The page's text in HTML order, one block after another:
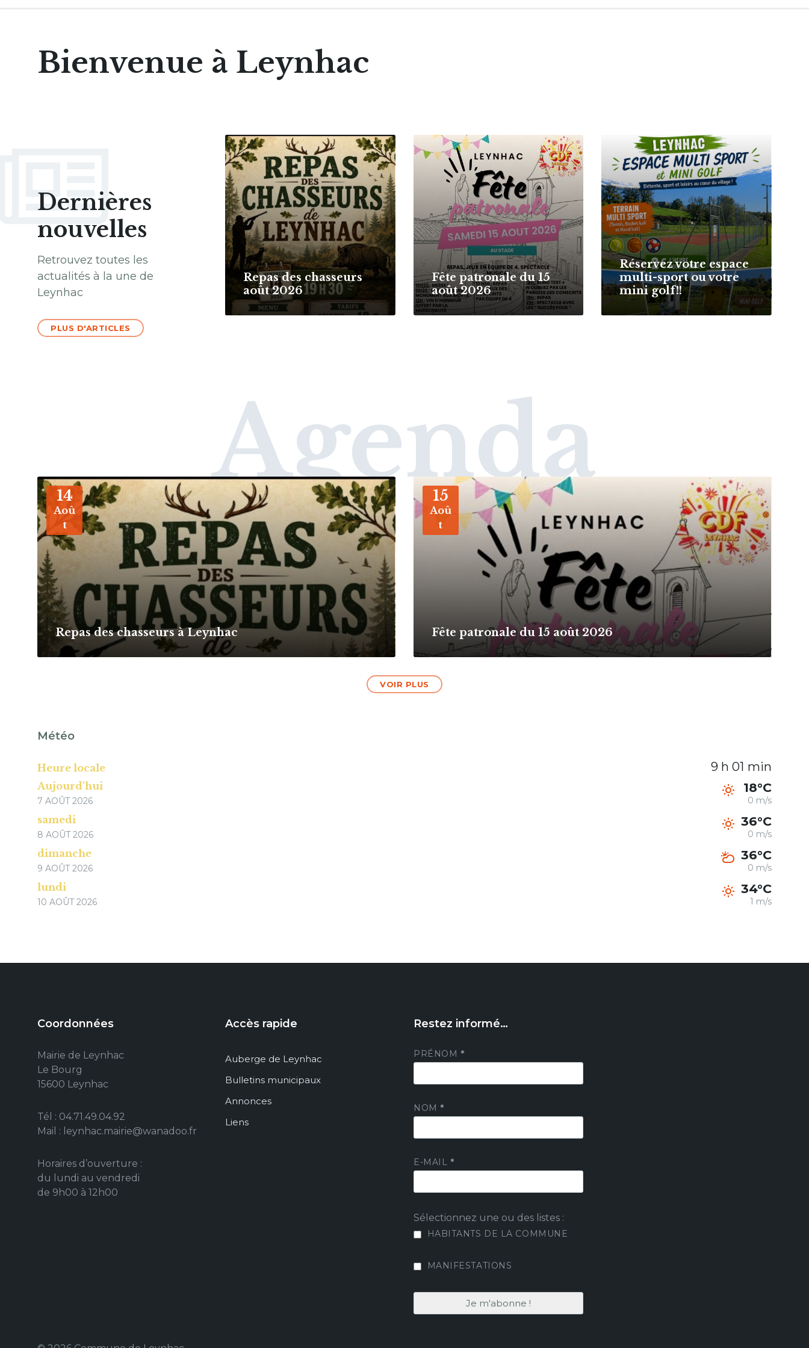
Bienvenue à Leynhac
Dernières
nouvelles
Retrouvez toutes les
actualités à la une de
Leynhac
PLUS D'ARTICLES
Repas des chasseurs
août 2026
More
Fête patronale du 15
août 2026
More
Réservez votre espace
multi-sport ou votre
mini golf!!
Agenda
14
Aoû
t
Repas des chasseurs à Leynhac
More
15
Aoû
t
Fête patronale du 15 août 2026
More
VOIR PLUS
Météo
Heure locale 9 h 01 min
Aujourd'hui
7 AOÛT 2026
18°C
0 m/s
samedi
8 AOÛT 2026
36°C
0 m/s
dimanche
9 AOÛT 2026
36°C
0 m/s
lundi
10 AOÛT 2026
34°C
1 m/s
Coordonnées
Mairie de Leynhac
Le Bourg
15600 Leynhac
Tél : 04.71.49.04.92
Mail : leynhac.mairie@wanadoo.fr
Horaires d’ouverture :
du lundi au vendredi
de 9h00 à 12h00
Accès rapide
Auberge de Leynhac
Bulletins municipaux
Annonces
Liens
Restez informé…
PRÉNOM *
NOM *
E-MAIL *
Sélectionnez une ou des listes :
HABITANTS DE LA COMMUNE
MANIFESTATIONS